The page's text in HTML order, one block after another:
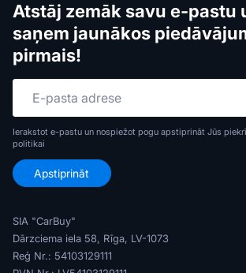
Atstāj zemāk savu e-pastu
saņem jaunākos
pirmais!
Ierakstot e-pastu un nospiežot pogu apstiprināt Jūs
politikai
SIA "CarBuy"
Dārzciema iela 58, Rīga, LV-1073
Reģ Nr.: 54103129111